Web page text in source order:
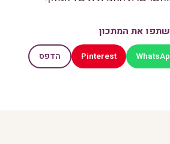
שתפו את המתכון
Pinterest הדפס